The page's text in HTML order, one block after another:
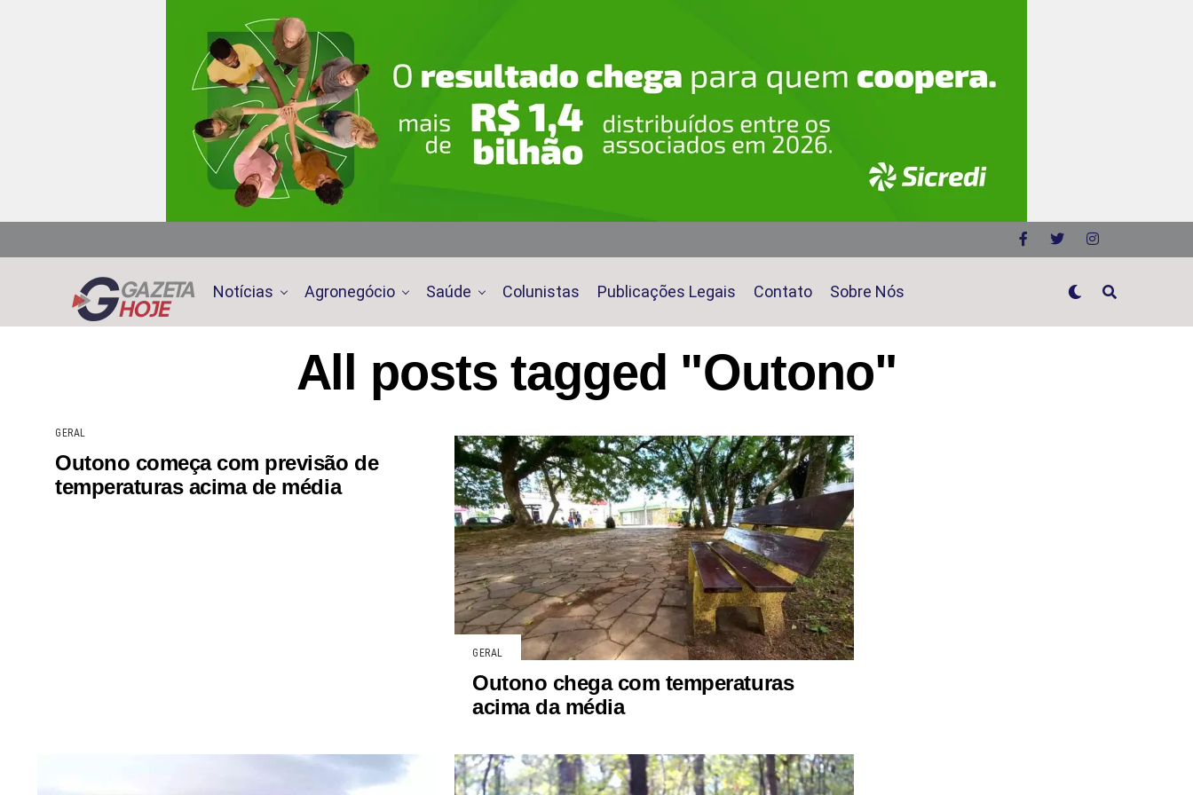
Notícias Agronegócio Saúde Colunistas Publicações Legais Contato Sobre Nós
All posts tagged "Outono"
GERAL
Outono começa com previsão de
temperaturas acima de média
GERAL
Outono chega com temperaturas
acima da média